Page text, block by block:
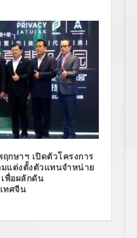
กษาฯ เปิดตัวโครงการ
มแต่งตั้งตัวแทนจำหน่าย
พื่อผลักดัน
ทศจีน